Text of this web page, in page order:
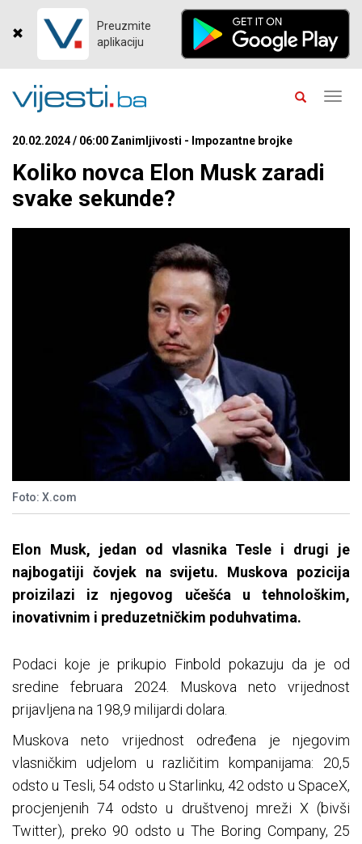
Preuzmite
aplikaciju
20.02.2024 / 06:00 Zanimljivosti - Impozantne brojke
Koliko novca Elon Musk zaradi
svake sekunde?
Foto: X.com
Elon Musk, jedan od vlasnika Tesle i drugi je
najbogatiji čovjek na svijetu. Muskova pozicija
proizilazi iz njegovog učešća u tehnološkim,
inovativnim i preduzetničkim poduhvatima.
Podaci koje je prikupio Finbold pokazuju da je od
sredine februara 2024. Muskova neto vrijednost
prijavljena na 198,9 milijardi dolara.
Muskova neto vrijednost određena je njegovim
vlasničkim udjelom u različitim kompanijama: 20,5
odsto u Tesli, 54 odsto u Starlinku, 42 odsto u SpaceX,
procjenjenih 74 odsto u društvenoj mreži X (bivši
Twitter), preko 90 odsto u The Boring Company, 25